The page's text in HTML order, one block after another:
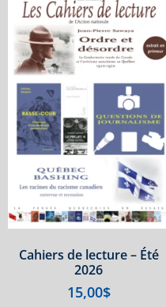
Cahiers de lecture – Été
2026
15,00$